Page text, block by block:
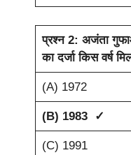
प्रश्न 2: अजंता
का दर्जा किस वर्ष
(A) 1972
(B) 1983 ✓
(C) 1991